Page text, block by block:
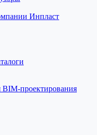
Инпласт
BIM-проектирования